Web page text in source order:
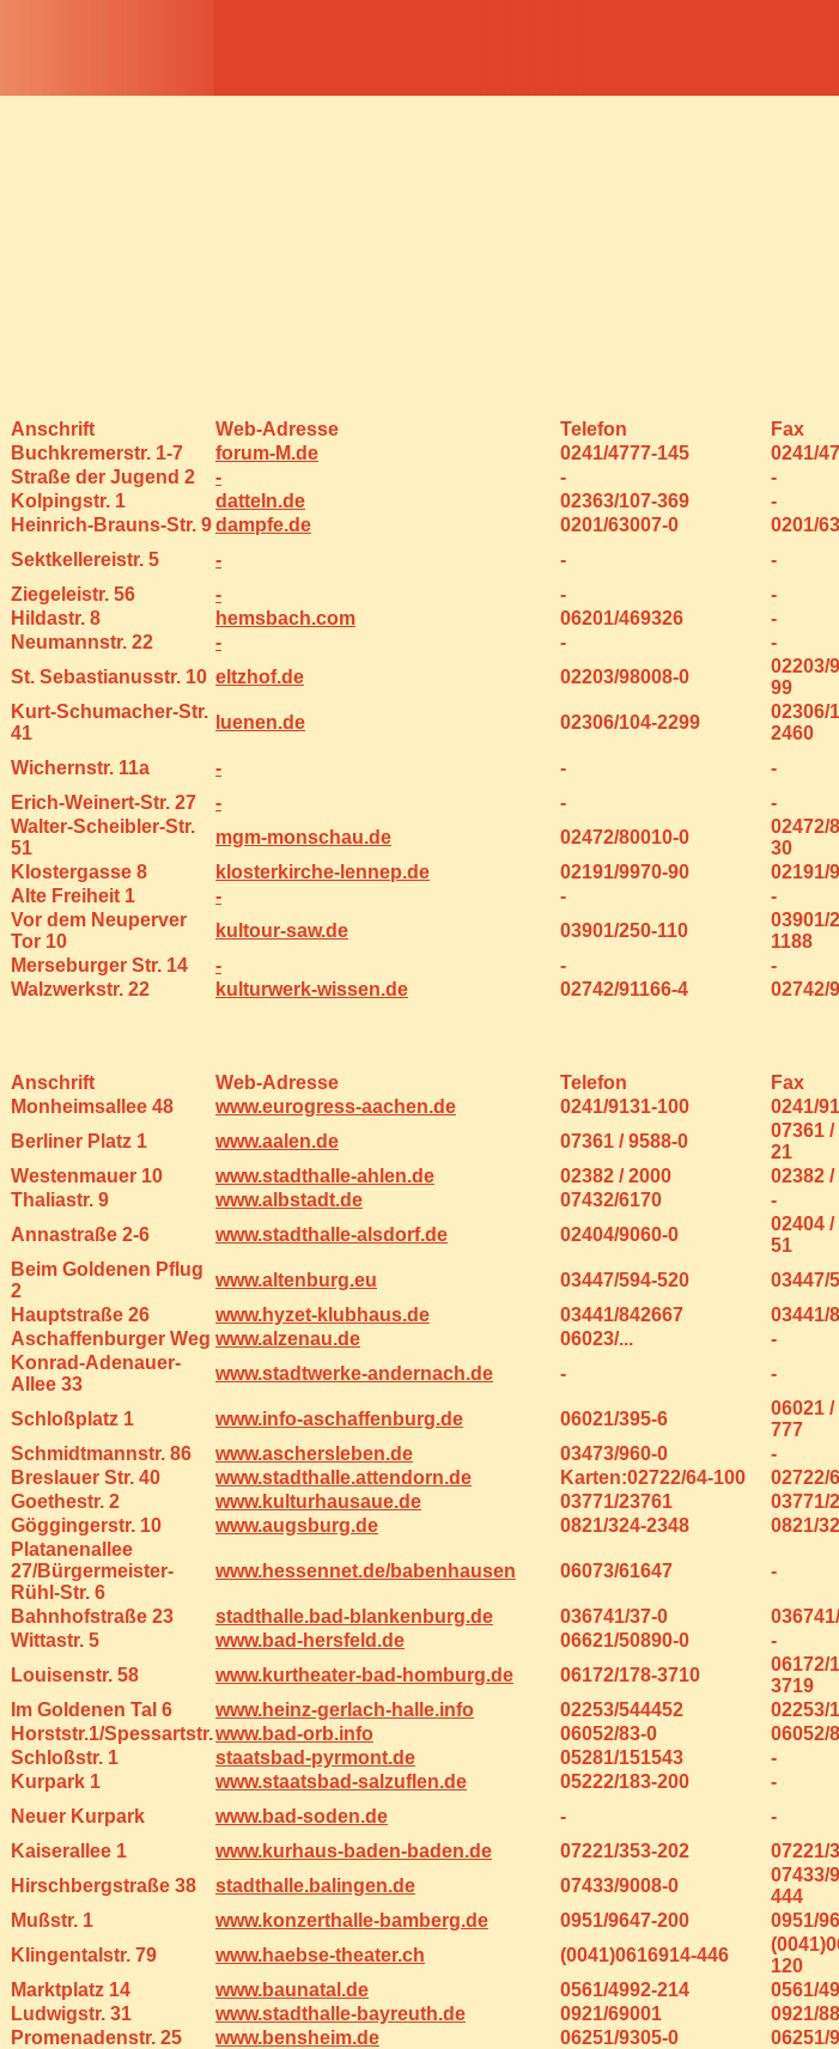
Anschrift Web-Adresse Telefon
Fax
Buchkremerstr. 1-7 forum-M.de 0241/4777-145
0241/
Straße der Jugend 2 - -
-
Kolpingstr. 1 datteln.de 02363/107-369
-
Heinrich-Brauns-Str. 9dampfe.de 0201/63007-0
0201/
Sektkellereistr. 5 - -
-
Ziegeleistr. 56 - -
-
Hildastr. 8 hemsbach.com 06201/469326
-
Neumannstr. 22 - -
-
St. Sebastianusstr. 10 eltzhof.de 02203/98008-0
02203/
99
Kurt-Schumacher-Str.
41
luenen.de 02306/104-2299
02306/
2460
Wichernstr. 11a - -
-
Erich-Weinert-Str. 27 - -
-
Walter-Scheibler-Str.
51
mgm-monschau.de 02472/80010-0
02472/
30
Klostergasse 8 klosterkirche-lennep.de 02191/9970-90
02191/
Alte Freiheit 1 - -
-
Vor dem Neuperver
Tor 10
kultour-saw.de 03901/250-110
03901/
1188
Merseburger Str. 14 - -
-
Walzwerkstr. 22 kulturwerk-wissen.de 02742/91166-4 02742/
Anschrift Web-Adresse Telefon
Fax
Monheimsallee 48 www.eurogress-aachen.de 0241/9131-100
0241/
Berliner Platz 1 www.aalen.de 07361 / 9588-0
07361 /
21
Westenmauer 10 www.stadthalle-ahlen.de 02382 / 2000
02382 /
Thaliastr. 9 www.albstadt.de 07432/6170
-
Annastraße 2-6 www.stadthalle-alsdorf.de 02404/9060-0
02404 /
51
Beim Goldenen Pflug
2
www.altenburg.eu 03447/594-520
03447/
Hauptstraße 26 www.hyzet-klubhaus.de 03441/842667
03441/
Aschaffenburger Weg www.alzenau.de 06023/...
-
Konrad-Adenauer-
Allee 33
www.stadtwerke-andernach.de - -
Schloßplatz 1 www.info-aschaffenburg.de 06021/395-6
06021 /
777
Schmidtmannstr. 86 www.aschersleben.de 03473/960-0
-
Breslauer Str. 40 www.stadthalle.attendorn.de Karten:02722/64-100
02722/
Goethestr. 2 www.kulturhausaue.de 03771/23761
03771/
Göggingerstr. 10 www.augsburg.de 0821/324-2348 0821/
Platanenallee
27/Bürgermeister-
Rühl-Str. 6
www.hessennet.de/babenhausen 06073/61647 -
Bahnhofstraße 23 stadthalle.bad-blankenburg.de 036741/37-0
Wittastr. 5 www.bad-hersfeld.de 06621/50890-0
-
Louisenstr. 58 www.kurtheater-bad-homburg.de 06172/178-3710
06172/
3719
Im Goldenen Tal 6 www.heinz-gerlach-halle.info 02253/544452
02253/
Horststr.1/Spessartstr.www.bad-orb.info 06052/83-0
06052/
Schloßstr. 1 staatsbad-pyrmont.de 05281/151543
-
Kurpark 1 www.staatsbad-salzuflen.de 05222/183-200
-
Neuer Kurpark www.bad-soden.de -
-
Kaiserallee 1 www.kurhaus-baden-baden.de 07221/353-202
07221/
Hirschbergstraße 38 stadthalle.balingen.de 07433/9008-0
07433/
444
Mußstr. 1 www.konzerthalle-bamberg.de 0951/9647-200
0951/
Klingentalstr. 79 www.haebse-theater.ch (0041)0616914-446
120
Marktplatz 14 www.baunatal.de 0561/4992-214
0561/
Ludwigstr. 31 www.stadthalle-bayreuth.de 0921/69001
0921/
Promenadenstr. 25 www.bensheim.de 06251/9305-0
06251/